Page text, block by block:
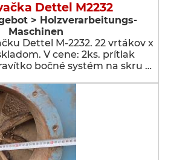
Dettel M2232
> Holzverarbeitungs-
Maschinen
Dettel M-2232. 22 vrtákov x
V cene: 2ks. prítlak
bočné systém na skru …